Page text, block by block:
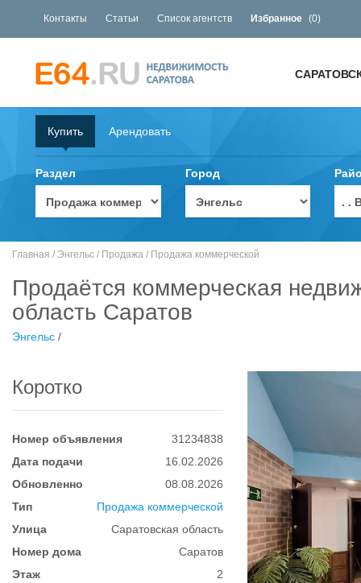
Контакты Статьи Список агентств Избранное (0)
Купить Арендовать
Раздел Город
. .
Главная / Энгельс / Продажа / Продажа коммерческой
Продаётся коммерческая
область Саратов
Энгельс /
Коротко
Номер объявления
31234838
Дата подачи
16.02.2026
Обновленно
08.08.2026
Тип
Продажа коммерческой
Улица
Саратовская область
Номер дома
Саратов
Этаж
2